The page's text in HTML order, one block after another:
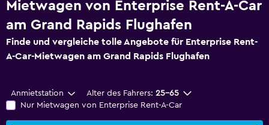
Mietwagen von Enterprise Rent-A-Car
am Grand Rapids Flughafen
Finde und vergleiche tolle Angebote für Enterprise Rent-
A-Car-Mietwagen am Grand Rapids Flughafen
Anmietstation Alter des Fahrers: 25-65
Nur Mietwagen von Enterprise Rent-A-Car